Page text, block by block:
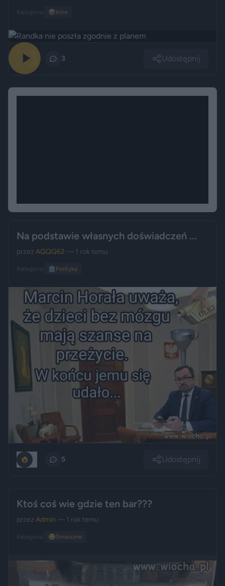
Kategoria: 📦 Inne
3 Udostępnij
Na podstawie własnych doświadczeń ...
przez AQQQ62 — 1 rok temu
Kategoria: 🏛️ Polityka
5 Udostępnij
Ktoś coś wie gdzie ten bar???
przez Admin — 1 rok temu
Kategoria: 😂Śmieszne